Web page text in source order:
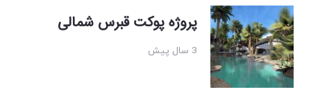
پروژه پوکت قبرس شمالی
3 سال پیش